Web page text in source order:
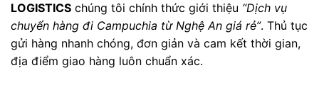
LOGISTICS chúng tôi chính thức giới thiệu “Dịch vụ
chuyển hàng đi Campuchia từ Nghệ An giá rẻ”. Thủ tục
gửi hàng nhanh chóng, đơn giản và cam kết thời gian,
địa điểm giao hàng luôn chuẩn xác.